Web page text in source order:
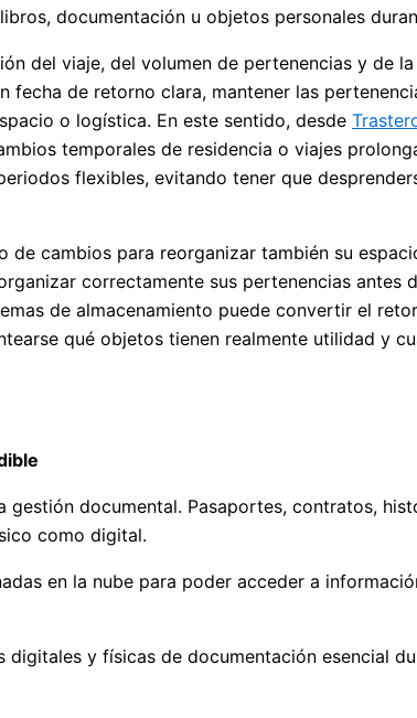
documentación u objetos personales
del viaje, del volumen de pertenencias y de
fecha de retorno clara, mantener las
o logística. En este sentido, desde
temporales de residencia o viajes
flexibles, evitando tener que
cambios para reorganizar también su
correctamente sus pertenencias antes
de almacenamiento puede convertir el
qué objetos tienen realmente utilidad y
documental. Pasaportes, contratos,
como digital.
en la nube para poder acceder a
y físicas de documentación esencial